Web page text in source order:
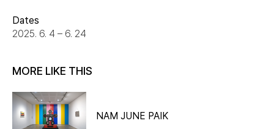
Dates
2025. 6. 4 – 6. 24
MORE LIKE THIS
NAM JUNE PAIK